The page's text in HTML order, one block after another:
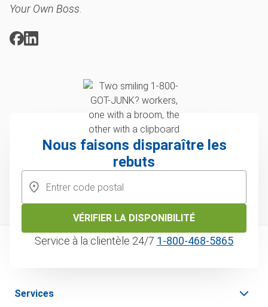
Your Own Boss
Nous faisons disparaître les
rebuts
VÉRIFIER LA DISPONIBILITÉ
Service à la clientèle 24/7 1‑800‑468‑5865
Services